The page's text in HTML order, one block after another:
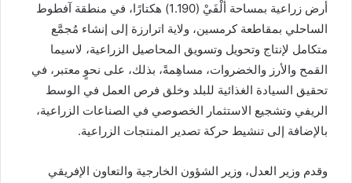
أرض زراعية بمساحة ألْفَيْ (1.190) هكتارًا، في منطقة آفطوط
الساحلي بمقاطعة كرمسين، ولاية اترارزة إلى إنشاء مُجمَّع
متكامل لإنتاج وتحويل وتسويق المحاصيل الزراعية، لاسيما
القمح والأرز والخضروات، مساهِمةً، بذلك، على نحوٍ معتبر، في
تحقيق السيادة الغذائية للبلد وخلق فرص العمل في الوسط
الريفي وتشجيع الاستثمار الخصوصي في الصناعات الزراعية،
بالإضافة إلى تنشيط حركة تصدير المنتجات الزراعية.
وقدم وزير العدل، وزير الشؤون الخارجية والتعاون الإفريقي